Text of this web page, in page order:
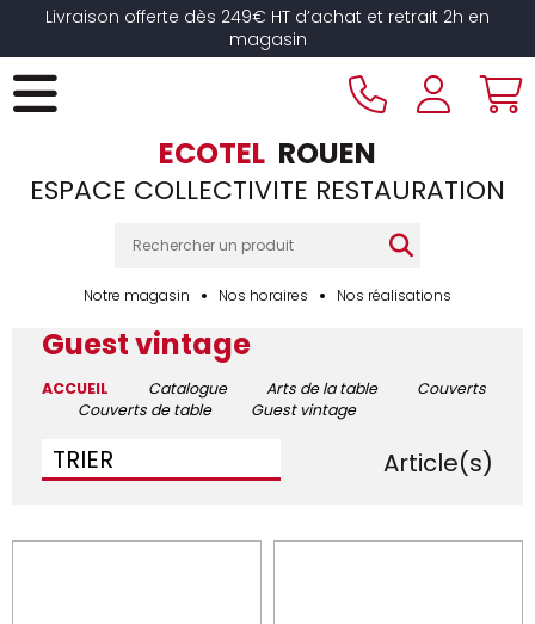
Livraison offerte dès 249€ HT d’achat et retrait 2h en
magasin
ECOTEL ROUEN
ESPACE COLLECTIVITE RESTAURATION
Notre magasin Nos horaires Nos réalisations
Guest vintage
ACCUEIL Catalogue Arts de la table
Couverts
Couverts de table
Guest vintage
TRIER Article(s)